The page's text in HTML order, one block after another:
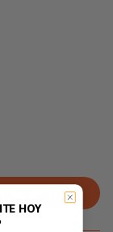
al carrito
HOY